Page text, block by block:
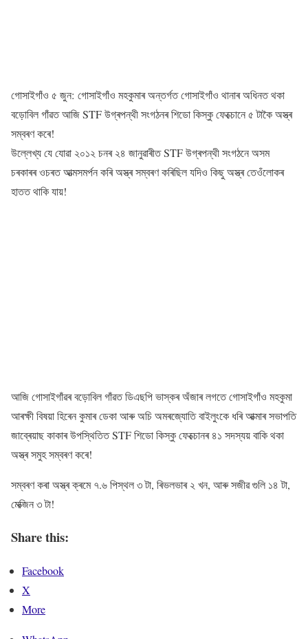
গোসাইগাঁও ৫ জুন: গোসাইগাঁও মহকুমাৰ অন্তৰ্গত গোসাইগাঁও থানাৰ অধিনত থকা
বড়োবিল গাঁৱত আজি STF উগ্ৰপন্থী সংগঠনৰ শিডো কিস্কু ফেক্চোনে ৫ টাকৈ অস্ত্ৰ
সম্বৰণ কৰে!
উল্লেখ্য যে যোৱা ২০১২ চনৰ ২৪ জানুৱাৰীত STF উগ্ৰপন্থী সংগঠনে অসম
চৰকাৰৰ ওচৰত আত্মসমৰ্পন কৰি অস্ত্ৰ সম্বৰণ কৰিছিল যদিও কিছু অস্ত্ৰ তেওঁলোকৰ
হাতত থাকি যায়!
আজি গোসাইগাঁৱৰ বড়োবিল গাঁৱত ডিএছপি ভাস্কৰ অঁজাৰ লগতে গোসাইগাঁও মহকুমা
আৰক্ষী বিষয়া হিৰেন কুমাৰ ডেকা আৰু অচি অমৰজ্যোতি বাইলুংকে ধৰি আক্মাৰ সভাপতি
জাব্ৰেয়াছ কাকাৰ উপস্থিতিত STF শিডো কিস্কু ফেক্চোনৰ ৪১ সদস্যয় বাকি থকা
অস্ত্ৰ সমুহ সম্বৰণ কৰে!
সম্বৰণ কৰা অস্ত্ৰ ক্ৰমে ৭.৬ পিস্থল ৩ টা, ৰিভলভাৰ ২ খন, আৰু সজীৱ গুলি ১৪ টা,
মেক্জিন ৩ টা!
Share this:
Facebook
X
More